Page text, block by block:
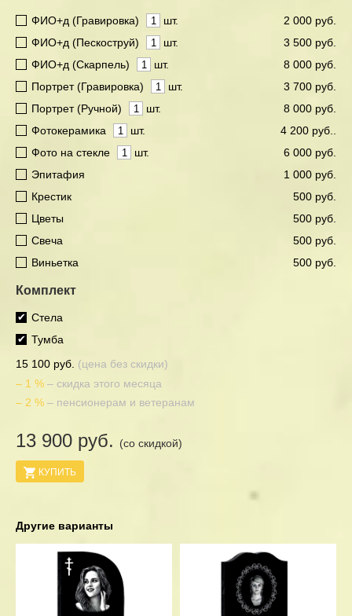
15 100 руб. (цена без скидки)
– 1 % – скидка этого месяца
– 2 % – пенсионерам и ветеранам
13 900 руб. (со скидкой)
КУПИТЬ
Комплект
Стела
Тумба
2 000 руб.
ФИО+д (Гравировка)
шт.
3 500 руб.
ФИО+д (Пескоструй)
шт.
8 000 руб.
ФИО+д (Скарпель)
шт.
3 700 руб.
Портрет (Гравировка)
шт.
8 000 руб.
Портрет (Ручной)
шт.
4 200 руб..
Фотокерамика
шт.
6 000 руб.
Фото на стекле
шт.
1 000 руб.
Эпитафия
500 руб.
Крестик
500 руб.
Цветы
500 руб.
Свеча
500 руб.
Виньетка
Другие варианты